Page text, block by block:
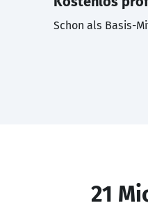
Schon als Basis-
21